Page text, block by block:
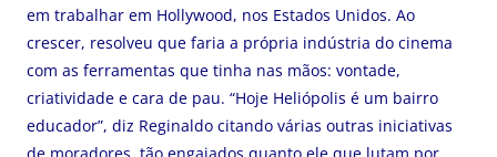
em trabalhar em Hollywood, nos Estados Unidos. Ao
crescer, resolveu que faria a própria indústria do cinema
com as ferramentas que tinha nas mãos: vontade,
criatividade e cara de pau. “Hoje Heliópolis é um bairro
educador”, diz Reginaldo citando várias outras iniciativas